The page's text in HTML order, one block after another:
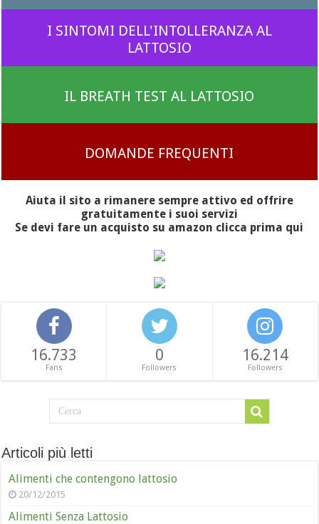
I SINTOMI DELL'INTOLLERANZA AL
LATTOSIO
IL BREATH TEST AL LATTOSIO
DOMANDE FREQUENTI
Aiuta il sito a rimanere sempre attivo ed offrire
gratuitamente i suoi servizi
Se devi fare un acquisto su amazon clicca prima qui
16.733
Fans
0
Followers
16.214
Followers
Articoli più letti
Alimenti che contengono lattosio
20/12/2015
Alimenti Senza Lattosio